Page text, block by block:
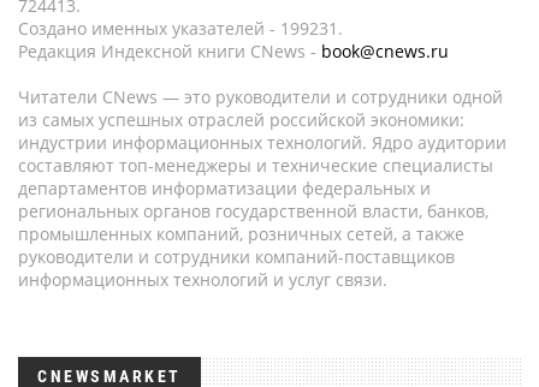
724413.
Создано именных указателей - 199231.
Редакция Индексной книги CNews - book@cnews.ru
Читатели CNews — это руководители и сотрудники одной
из самых успешных отраслей российской экономики:
индустрии информационных технологий. Ядро аудитории
составляют топ-менеджеры и технические специалисты
департаментов информатизации федеральных и
региональных органов государственной власти, банков,
промышленных компаний, розничных сетей, а также
руководители и сотрудники компаний-поставщиков
информационных технологий и услуг связи.
CNEWSMARKET